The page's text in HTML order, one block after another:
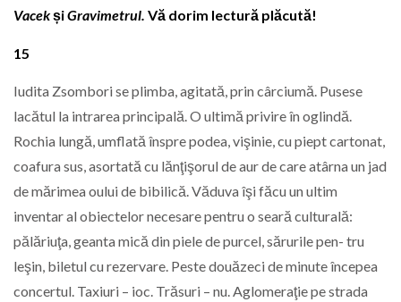
VacekșiGravimetrul. Vă dorim lectură plăcută!
15
Iudita Zsombori se plimba, agitată, prin cârciumă. Pusese
lacătul la intrarea principală. O ultimă privire în oglindă.
Rochia lungă, umflată înspre podea, vişinie, cu piept cartonat,
coafura sus, asortată cu lănţişorul de aur de care atârna un jad
de mărimea oului de bibilică. Văduva îşi făcu un ultim
inventar al obiectelor necesare pentru o seară culturală:
pălăriuţa, geanta mică din piele de purcel, sărurile pen- tru
leşin, biletul cu rezervare. Peste douăzeci de minute începea
concertul. Taxiuri – ioc. Trăsuri – nu. Aglomeraţie pe strada